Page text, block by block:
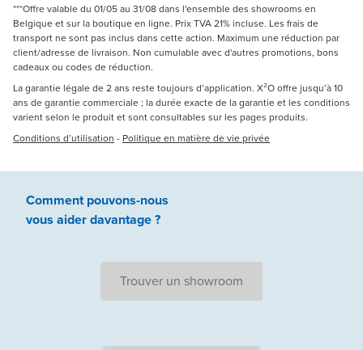
***Offre valable du 01/05 au 31/08 dans l'ensemble des showrooms en
Belgique et sur la boutique en ligne. Prix TVA 21% incluse. Les frais de
transport ne sont pas inclus dans cette action. Maximum une réduction par
client/adresse de livraison. Non cumulable avec d'autres promotions, bons
cadeaux ou codes de réduction.
La garantie légale de 2 ans reste toujours d’application. X²O offre jusqu’à 10
ans de garantie commerciale ; la durée exacte de la garantie et les conditions
varient selon le produit et sont consultables sur les pages produits.
Conditions d’utilisation - Politique en matière de vie privée
Comment pouvons-nous
vous aiderdavantage ?
Trouver un showroom